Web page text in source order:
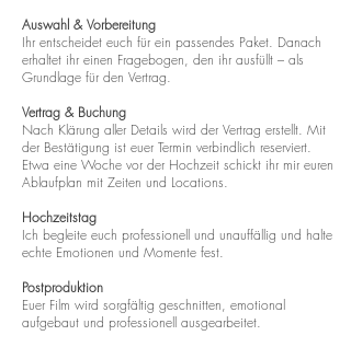
Auswahl & Vorbereitung
Ihr entscheidet euch für ein passendes Paket. Danach
erhaltet ihr einen Fragebogen, den ihr ausfüllt – als
Grundlage für den Vertrag.
Vertrag & Buchung
Nach Klärung aller Details wird der Vertrag erstellt. Mit
der Bestätigung ist euer Termin verbindlich reserviert.
Etwa eine Woche vor der Hochzeit schickt ihr mir euren
Ablaufplan mit Zeiten und Locations.
Hochzeitstag
Ich begleite euch professionell und unauffällig und halte
echte Emotionen und Momente fest.
Postproduktion
Euer Film wird sorgfältig geschnitten, emotional
aufgebaut und professionell ausgearbeitet.